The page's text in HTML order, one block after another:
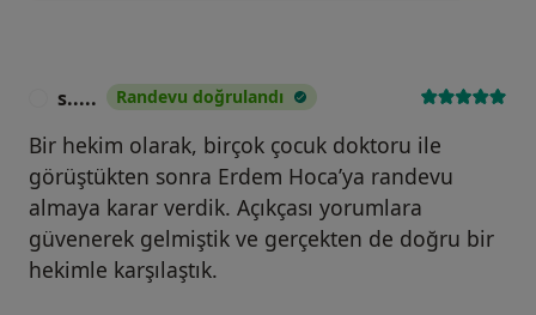
s..... Randevu doğrulandı
Bir hekim olarak, birçok çocuk doktoru ile
görüştükten sonra Erdem Hoca’ya randevu
almaya karar verdik. Açıkçası yorumlara
güvenerek gelmiştik ve gerçekten de doğru bir
hekimle karşılaştık.